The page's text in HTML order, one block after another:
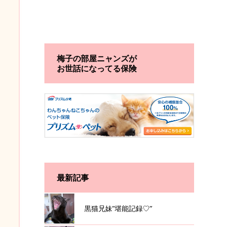
梅子の部屋ニャンズが
お世話になってる保険
最新記事
黒猫兄妹”堪能記録♡”